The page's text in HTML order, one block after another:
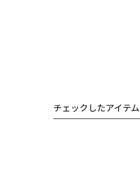
チェックしたアイテム